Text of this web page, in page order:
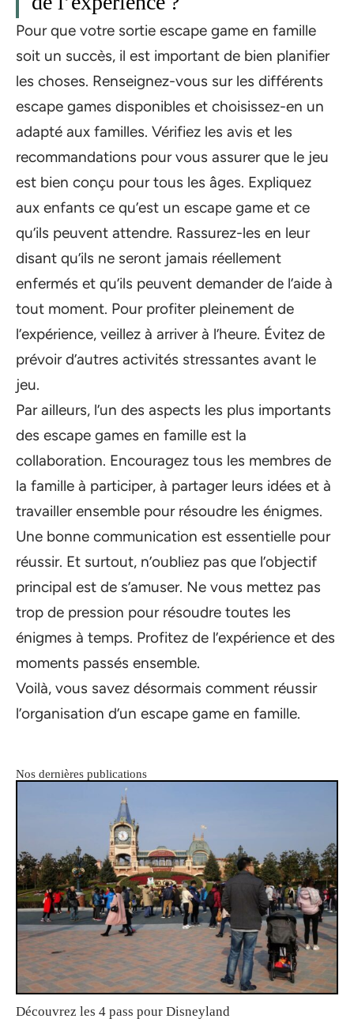
Pour que votre sortie escape game en famille
soit un succès, il est important de bien planifier
les choses. Renseignez-vous sur les différents
escape games disponibles et choisissez-en un
adapté aux familles. Vérifiez les avis et les
recommandations pour vous assurer que le jeu
est bien conçu pour tous les âges. Expliquez
aux enfants ce qu’est un escape game et ce
qu’ils peuvent attendre. Rassurez-les en leur
disant qu’ils ne seront jamais réellement
enfermés et qu’ils peuvent demander de l’aide à
tout moment. Pour profiter pleinement de
l’expérience, veillez à arriver à l’heure. Évitez de
prévoir d’autres activités stressantes avant le
jeu.
Par ailleurs, l’un des aspects les plus importants
des escape games en famille est la
collaboration. Encouragez tous les membres de
la famille à participer, à partager leurs idées et à
travailler ensemble pour résoudre les énigmes.
Une bonne communication est essentielle pour
réussir. Et surtout, n’oubliez pas que l’objectif
principal est de s’amuser. Ne vous mettez pas
trop de pression pour résoudre toutes les
énigmes à temps. Profitez de l’expérience et des
moments passés ensemble.
Voilà, vous savez désormais comment réussir
l’organisation d’un escape game en famille.
Nos dernières publications
Découvrez les 4 pass pour Disneyland